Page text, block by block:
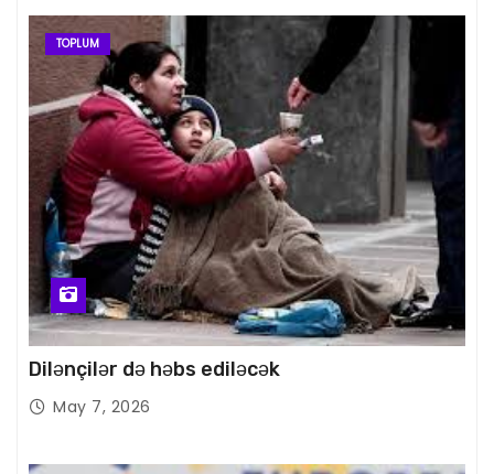
TOPLUM
Dilənçilər də həbs ediləcək
May 7, 2026